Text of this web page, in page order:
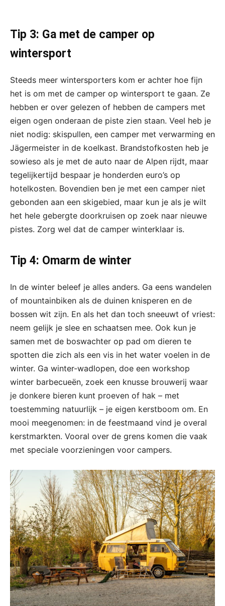
Tip 3: Ga met de camper op
wintersport
Steeds meer wintersporters kom er achter hoe fijn
het is om met de camper op wintersport te gaan. Ze
hebben er over gelezen of hebben de campers met
eigen ogen onderaan de piste zien staan. Veel heb je
niet nodig: skispullen, een camper met verwarming en
Jägermeister in de koelkast. Brandstofkosten heb je
sowieso als je met de auto naar de Alpen rijdt, maar
tegelijkertijd bespaar je honderden euro’s op
hotelkosten. Bovendien ben je met een camper niet
gebonden aan een skigebied, maar kun je als je wilt
het hele gebergte doorkruisen op zoek naar nieuwe
pistes. Zorg wel dat de camper winterklaar is.
Tip 4: Omarm de winter
In de winter beleef je alles anders. Ga eens wandelen
of mountainbiken als de duinen knisperen en de
bossen wit zijn. En als het dan toch sneeuwt of vriest:
neem gelijk je slee en schaatsen mee. Ook kun je
samen met de boswachter op pad om dieren te
spotten die zich als een vis in het water voelen in de
winter. Ga winter-wadlopen, doe een workshop
winter barbecueën, zoek een knusse brouwerij waar
je donkere bieren kunt proeven of hak – met
toestemming natuurlijk – je eigen kerstboom om. En
mooi meegenomen: in de feestmaand vind je overal
kerstmarkten. Vooral over de grens komen die vaak
met speciale voorzieningen voor campers.